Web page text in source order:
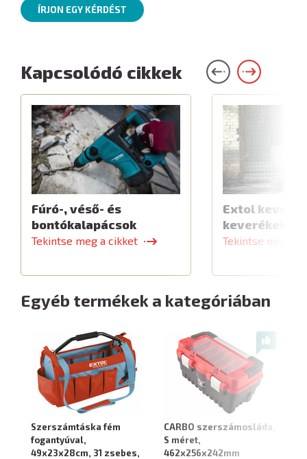
ÍRJON EGY KÉRDÉST
Kapcsolódó cikkek
Fúró-, véső- és
bontókalapácsok
Tekintse meg a cikket
Extol
Tekintse meg a
Egyéb termékek a kategóriában
Szerszámtáska fém
fogantyúval,
49x23x28cm, 31 zsebes,
CARBO szerszámosláda,
S méret,
462x256x242mm